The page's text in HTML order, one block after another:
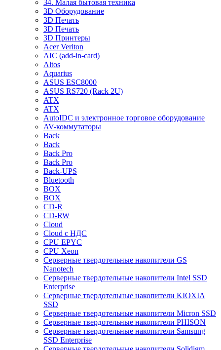
34. Малая бытовая техника
3D Оборудование
3D Печать
3D Печать
3D Принтеры
Acer Veriton
AIC (add-in-card)
Altos
Aquarius
ASUS ESC8000
ASUS RS720 (Rack 2U)
ATX
ATX
AutoIDC и электронное торговое оборудование
AV-коммутаторы
Back
Back
Back Pro
Back Pro
Back-UPS
Bluetooth
BOX
BOX
CD-R
CD-RW
Cloud
Cloud с НДС
CPU EPYC
CPU Xeon
Cерверные твердотельные накопители GS
Nanotech
Cерверные твердотельные накопители Intel SSD
Enterprise
Cерверные твердотельные накопители KIOXIA
SSD
Cерверные твердотельные накопители Micron SSD
Cерверные твердотельные накопители PHISON
Cерверные твердотельные накопители Samsung
SSD Enterprise